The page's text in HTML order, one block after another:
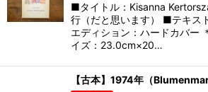
■タイトル：Kisanna
行（だと思います） ■テキス
エディション：ハードカバー
イズ：23.0cm×20…
【古本】1974年（